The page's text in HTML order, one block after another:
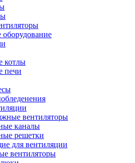
котлы
печи
вентиляторы
каналы
решетки
для вентиляции
вентиляторы